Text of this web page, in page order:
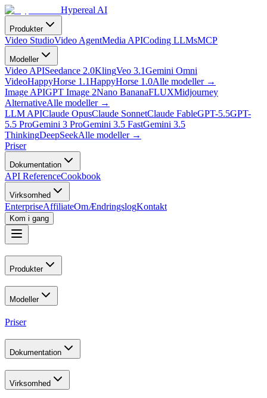
Hypereal AI
Produkter
Video StudioVideo AgentMedia APICoding LLMsMCP
Modeller
Video APISeedance 2.0KlingVeo 3.1Gemini Omni
VideoHappyHorse 1.1HappyHorse 1.0Alle modeller→
Image APIGPT Image 2Nano BananaFLUXMidjourney
AlternativeAlle modeller→
LLM APIClaude OpusClaude SonnetClaude FableGPT-5.5GPT-
5.5 ProGemini 3 ProGemini 3.5 FastGemini 3.5
ThinkingDeepSeekAlle modeller→
Priser
Dokumentation
API ReferenceCookbook
Virksomhed
EnterpriseAffiliateOmÆndringslogKontakt
Kom i gang
Produkter
Modeller
Priser
Dokumentation
Virksomhed